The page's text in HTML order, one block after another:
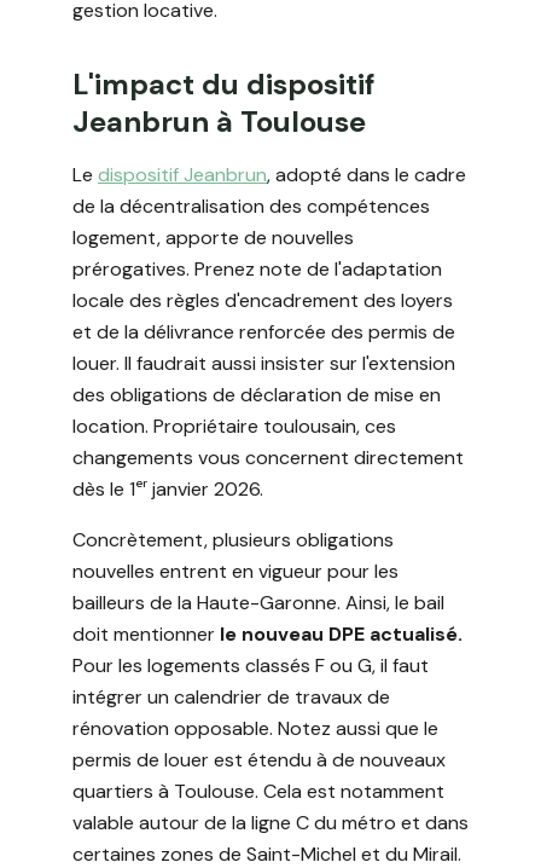
gestion locative.
L'impact du dispositif
Jeanbrun à Toulouse
Le dispositif Jeanbrun, adopté dans le cadre
de la décentralisation des compétences
logement, apporte de nouvelles
prérogatives. Prenez note de l'adaptation
locale des règles d'encadrement des loyers
et de la délivrance renforcée des permis de
louer. Il faudrait aussi insister sur l'extension
des obligations de déclaration de mise en
location. Propriétaire toulousain, ces
changements vous concernent directement
dès le 1ᵉʳ janvier 2026.
Concrètement, plusieurs obligations
nouvelles entrent en vigueur pour les
bailleurs de la Haute-Garonne. Ainsi, le bail
doit mentionner le nouveau DPE actualisé.
Pour les logements classés F ou G, il faut
intégrer un calendrier de travaux de
rénovation opposable. Notez aussi que le
permis de louer est étendu à de nouveaux
quartiers à Toulouse. Cela est notamment
valable autour de la ligne C du métro et dans
certaines zones de Saint-Michel et du Mirail.